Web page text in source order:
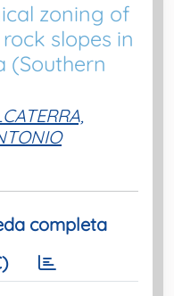
zoning of
slopes in
(Southern
completa